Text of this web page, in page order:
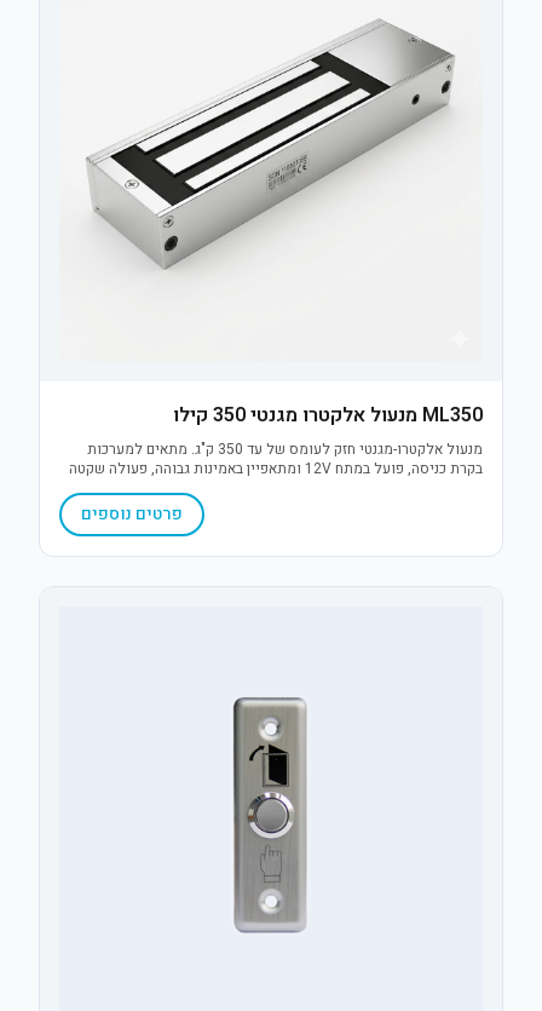
ML350 מנעול אלקטרו מגנטי 350 קילו
מנעול אלקטרו-מגנטי חזק לעומס של עד 350 ק"ג. מתאים למערכות
בקרת כניסה, פועל במתח 12V ומתאפיין באמינות גבוהה, פעולה שקטה
ללא חלקים נעים והתקנה פשוטה על מגוון סוגי דלתות.
פרטים נוספים